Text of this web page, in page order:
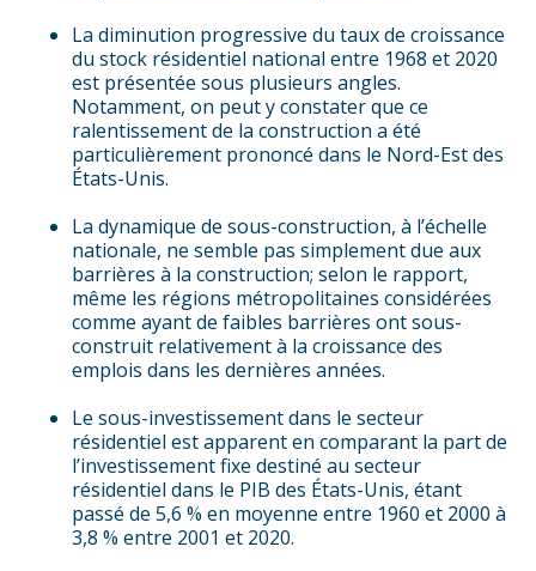
La diminution progressive du taux de croissance
du stock résidentiel national entre 1968 et 2020
est présentée sous plusieurs angles.
Notamment, on peut y constater que ce
ralentissement de la construction a été
particulièrement prononcé dans le Nord-Est des
États-Unis.
La dynamique de sous-construction, à l’échelle
nationale, ne semble pas simplement due aux
barrières à la construction; selon le rapport,
même les régions métropolitaines considérées
comme ayant de faibles barrières ont sous-
construit relativement à la croissance des
emplois dans les dernières années.
Le sous-investissement dans le secteur
résidentiel est apparent en comparant la part de
l’investissement fixe destiné au secteur
résidentiel dans le PIB des États-Unis, étant
passé de 5,6 % en moyenne entre 1960 et 2000 à
3,8 % entre 2001 et 2020.